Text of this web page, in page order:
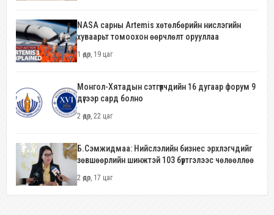
NASA сарны Artemis хөтөлбөрийн нислэгийн
хуваарьт томоохон өөрчлөлт орууллаа
1 өдөр, 19 цаг
Монгол-Хятадын сэтгүүлчдийн 16 дугаар форум 9
дүгээр сард болно
2 өдөр, 22 цаг
Б.Сэмжидмаа: Нийслэлийн бизнес эрхлэгчдийг
зөвшөөрлийн шинжтэй 103 бүртгэлээс чөлөөллөө
2 өдөр, 17 цаг